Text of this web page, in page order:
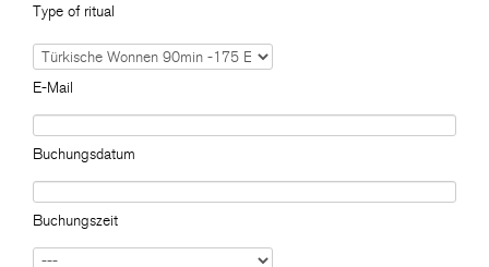
Type of ritual
E-Mail
Buchungsdatum
Buchungszeit